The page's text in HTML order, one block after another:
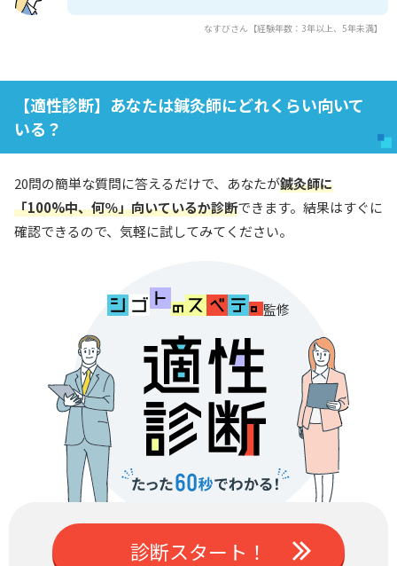
なすびさん【経験年数：3年以上、5年未満】
【適性診断】あなたは鍼灸師にどれくらい向いて
いる？
20問の簡単な質問に答えるだけで、あなたが鍼灸師に
「100%中、何％」向いているか診断できます。結果はすぐに
確認できるので、気軽に試してみてください。
監修
診断スタート！